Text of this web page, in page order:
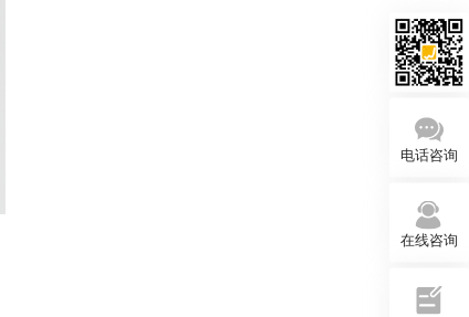
电话咨询
在线咨询